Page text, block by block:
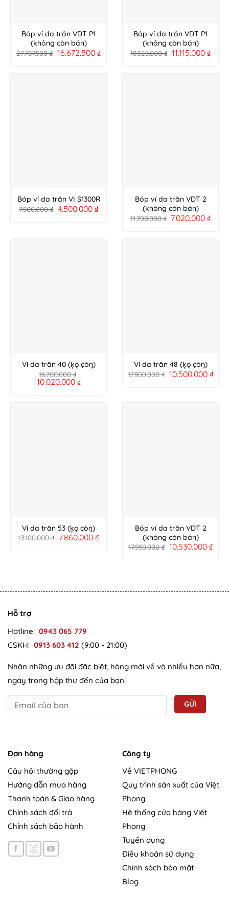
Bóp ví da trăn VDT P1
(không còn bán)
27.787.500₫ 16.672.500 ₫
Bóp ví da trăn VDT P1
(không còn bán)
18.525.000₫ 11.115.000 ₫
Bóp ví da trăn VI S1300R
7.500.000₫ 4.500.000 ₫
Bóp ví da trăn VDT 2
(không còn bán)
11.700.000₫ 7.020.000₫
Ví da trăn 40 (ķǫ çòŋ)
16.700.000₫
10.020.000 ₫
Ví da trăn 48 (ķǫ çòŋ)
17.500.000₫ 10.500.000 ₫
Ví da trăn 53 (ķǫ çòŋ)
13.100.000₫ 7.860.000 ₫
Bóp ví da trăn VDT 2
(không còn bán)
17.550.000₫ 10.530.000 ₫
Hỗ trợ
Hotline: 0943 065 779
CSKH: 0913 603 412 (9:00 - 21:00)
Nhận những ưu đãi đặc biệt, hàng mới về và nhiều hơn nữa,
ngay trong hộp thư đến của bạn!
Đơn hàng
Câu hỏi thường gặp
Hướng dẫn mua hàng
Thanh toán & Giao hàng
Chính sách đổi trả
Chính sách bảo hành
Công ty
Về VIETPHONG
Quy trình sản xuất của Việt
Phong
Hệ thống cửa hàng Việt
Phong
Tuyển dụng
Điều khoản sử dụng
Chính sách bảo mật
Blog